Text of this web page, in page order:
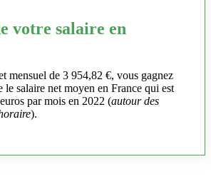
votre salaire en
mensuel de 3 954,82 €, vous gagnez
le salaire net moyen en France qui est
par mois en 2022 (autour des
).